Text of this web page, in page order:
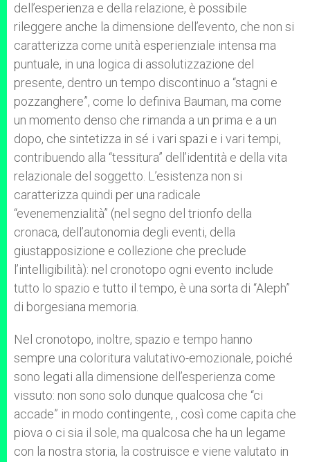
dell’esperienza e della relazione, è possibile
rileggere anche la dimensione dell’evento, che non si
caratterizza come unità esperienziale intensa ma
puntuale, in una logica di assolutizzazione del
presente, dentro un tempo discontinuo a “stagni e
pozzanghere”, come lo definiva Bauman, ma come
un momento denso che rimanda a un prima e a un
dopo, che sintetizza in sé i vari spazi e i vari tempi,
contribuendo alla “tessitura” dell’identità e della vita
relazionale del soggetto. L’esistenza non si
caratterizza quindi per una radicale
“evenemenzialità” (nel segno del trionfo della
cronaca, dell’autonomia degli eventi, della
giustapposizione e collezione che preclude
l’intelligibilità): nel cronotopo ogni evento include
tutto lo spazio e tutto il tempo, è una sorta di “Aleph”
di borgesiana memoria.
Nel cronotopo, inoltre, spazio e tempo hanno
sempre una coloritura valutativo-emozionale, poiché
sono legati alla dimensione dell’esperienza come
vissuto: non sono solo dunque qualcosa che “ci
accade” in modo contingente, , così come capita che
piova o ci sia il sole, ma qualcosa che ha un legame
con la nostra storia, la costruisce e viene valutato in